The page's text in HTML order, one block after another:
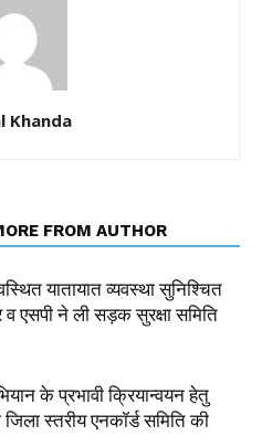
Khanda
FROM AUTHOR
यातायात व्यवस्था सुनिश्चित
एसपी ने ली सड़क सुरक्षा समिति
के प्रभावी क्रियान्वयन हेतु
स्तरीय एनकॉर्ड समिति की